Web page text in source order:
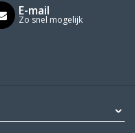
E-mail
Zo snel mogelijk